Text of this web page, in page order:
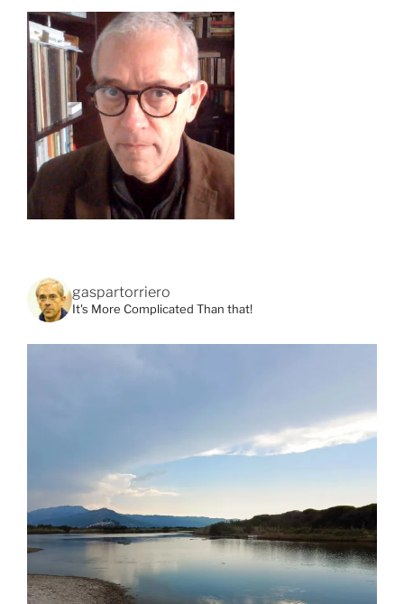
gaspartorriero
It's More Complicated Than that!